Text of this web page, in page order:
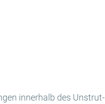
innerhalb des Unstrut-